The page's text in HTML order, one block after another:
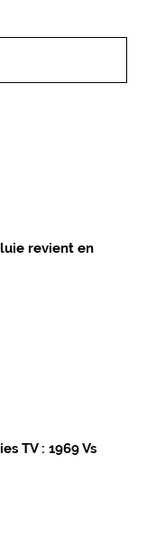
revient en
TV : 1969 Vs